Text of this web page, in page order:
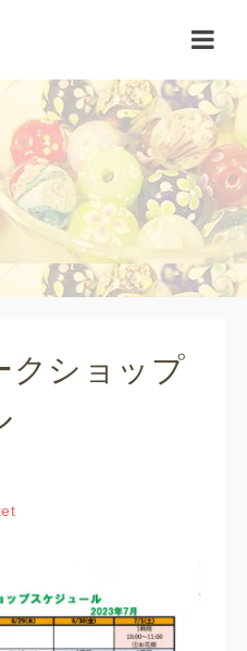
クショップ